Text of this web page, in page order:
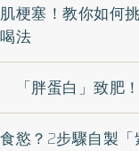
梗塞！教你如何
法
「胖蛋白」致肥！
慾？2步驟自製